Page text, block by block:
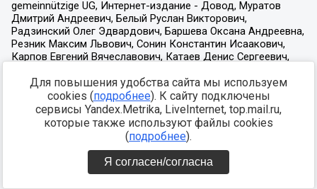
Для повышения удобства сайта мы используем
cookies (подробнее). К сайту подключены
сервисы Yandex.Metrika, LiveInternet, top.mail.ru,
которые также используют файлы cookies
(подробнее).
Я согласен/согласна